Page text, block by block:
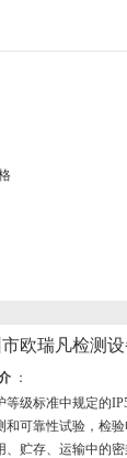
欧瑞凡检测设
：
级标准中规定的
可靠性试验，检
贮存、运输中的密